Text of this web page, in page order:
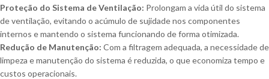
Proteção do Sistema de Ventilação: Prolongam a vida útil do sistema
de ventilação, evitando o acúmulo de sujidade nos componentes
internos e mantendo o sistema funcionando de forma otimizada.
Redução de Manutenção: Com a filtragem adequada, a necessidade de
limpeza e manutenção do sistema é reduzida, o que economiza tempo e
custos operacionais.